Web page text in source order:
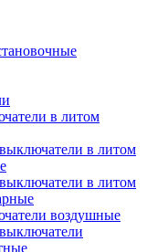
в литом
в литом
в литом
воздушные